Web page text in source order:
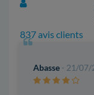
837 avis clients
Abasse - 21/07/